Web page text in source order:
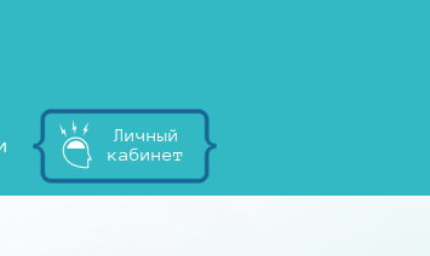
Личный
кабинет